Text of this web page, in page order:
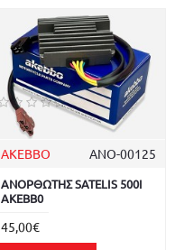
AKEBBO ΑΝΟ-00125
ΑΝΟΡΘΩΤΗΣ SATELIS 500I
AKEBB0
45,00€